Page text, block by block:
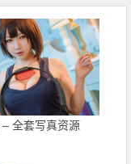
全套写真资源